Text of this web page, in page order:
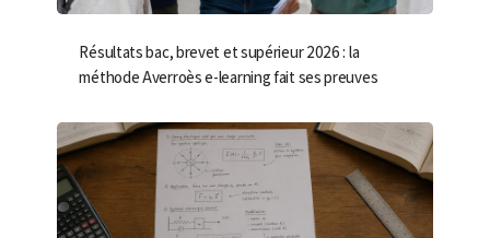
Résultats bac, brevet et supérieur 2026 : la
méthode Averroès e-learning fait ses preuves